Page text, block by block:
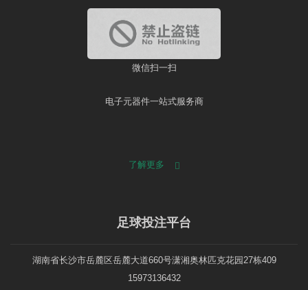
微信扫一扫
电子元器件一站式服务商
了解更多
足球投注平台
湖南省长沙市岳麓区岳麓大道660号潇湘奥林匹克花园27栋409
15973136432